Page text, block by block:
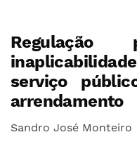
serviço
arrendamento
Sandro José Monteiro